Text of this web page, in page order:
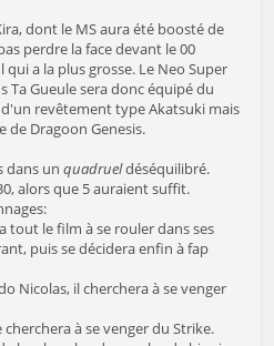
dont le MS aura été boosté de
perdre la face devant le 00
a la plus grosse. Le Neo Super
Ta Gueule sera donc équipé du
revêtement type Akatsuki mais
de Dragoon Genesis.
dans un quadrueldéséquilibré.
alors que 5 auraient suffit.
tout le film à se rouler dans ses
puis se décidera enfin à fap
Nicolas, il cherchera à se venger
cherchera à se venger du Strike.